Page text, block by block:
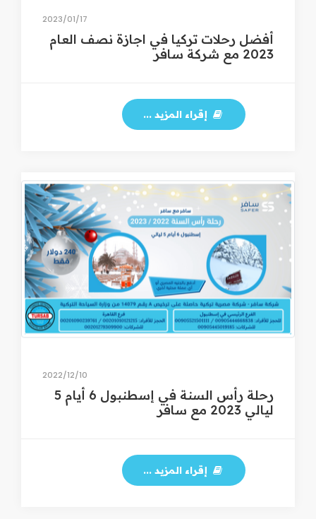
17‏/01‏/2023
أفضل رحلات تركيا في اجازة نصف العام
2023 مع شركة سافر
إقراء المزيد ...
10‏/12‏/2022
رحلة رأس السنة في إسطنبول 6 أيام 5
ليالي 2023 مع سافر
إقراء المزيد ...